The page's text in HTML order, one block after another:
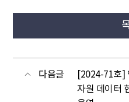
다음글
[2024-71호]
자원 데이터